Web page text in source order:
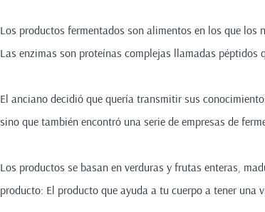
Los productos fermentados son alimentos en los que
Las enzimas son proteínas complejas llamadas péptidos
El anciano decidió que quería transmitir sus
sino que también encontró una serie de empresas de
Los productos se basan en verduras y frutas enteras,
producto: El producto que ayuda a tu cuerpo a tener una